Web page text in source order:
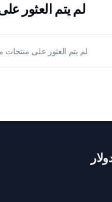
لم يتم العثور
لم يتم العثور على منتجات